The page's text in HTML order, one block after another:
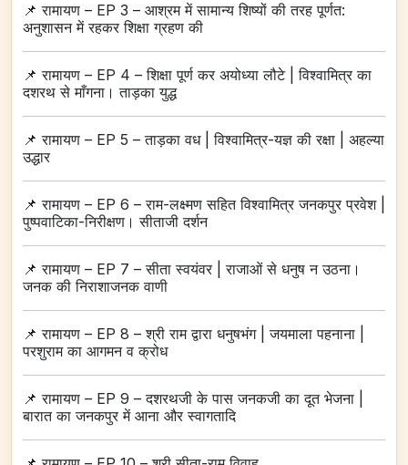
📌रामायण – EP 3 – आश्रम में सामान्य शिष्यों की तरह पूर्णत:
अनुशासन में रहकर शिक्षा ग्रहण की
📌रामायण – EP 4 – शिक्षा पूर्ण कर अयोध्या लौटे | विश्वामित्र का
दशरथ से माँगना। ताड़का युद्ध
📌रामायण – EP 5 – ताड़का वध | विश्वामित्र-यज्ञ की रक्षा | अहल्या
उद्धार
📌रामायण – EP 6 – राम-लक्ष्मण सहित विश्वामित्र जनकपुर प्रवेश |
पुष्पवाटिका-निरीक्षण। सीताजी दर्शन
📌रामायण – EP 7 – सीता स्वयंवर | राजाओं से धनुष न उठना।
जनक की निराशाजनक वाणी
📌रामायण – EP 8 – श्री राम द्वारा धनुषभंग | जयमाला पहनाना |
परशुराम का आगमन व क्रोध
📌रामायण – EP 9 – दशरथजी के पास जनकजी का दूत भेजना |
बारात का जनकपुर में आना और स्वागतादि